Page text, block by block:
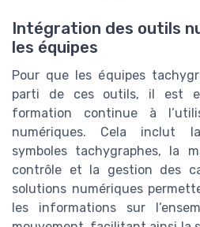
Intégration des outils
les équipes
Pour que les équipes
parti de ces outils, il est
formation continue à
numériques. Cela inclut
symboles tachygraphes, la
contrôle et la gestion des
solutions numériques
les informations sur